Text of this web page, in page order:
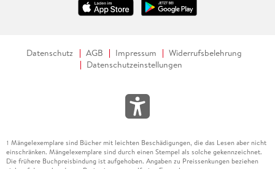
Datenschutz AGB Impressum
Widerrufsbelehrung
Datenschutzeinstellungen
1 Mängelexemplare sind Bücher mit leichten Beschädigungen, die das Lesen aber nicht
einschränken. Mängelexemplare sind durch einen Stempel als solche gekennzeichnet.
Die frühere Buchpreisbindung ist aufgehoben. Angaben zu Preissenkungen beziehen